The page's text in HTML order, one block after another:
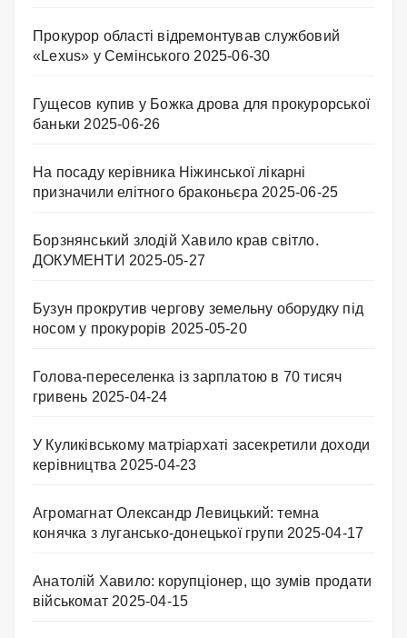
Прокурор області відремонтував службовий
«Lexus» у Семінського 2025-06-30
Гущесов купив у Божка дрова для прокурорської
баньки 2025-06-26
На посаду керівника Ніжинської лікарні
призначили елітного браконьєра 2025-06-25
Борзнянський злодій Хавило крав світло.
ДОКУМЕНТИ 2025-05-27
Бузун прокрутив чергову земельну оборудку під
носом у прокурорів 2025-05-20
Голова-переселенка із зарплатою в 70 тисяч
гривень 2025-04-24
У Куликівському матріархаті засекретили доходи
керівництва 2025-04-23
Агромагнат Олександр Левицький: темна
конячка з лугансько-донецької групи 2025-04-17
Анатолій Хавило: корупціонер, що зумів продати
військомат 2025-04-15